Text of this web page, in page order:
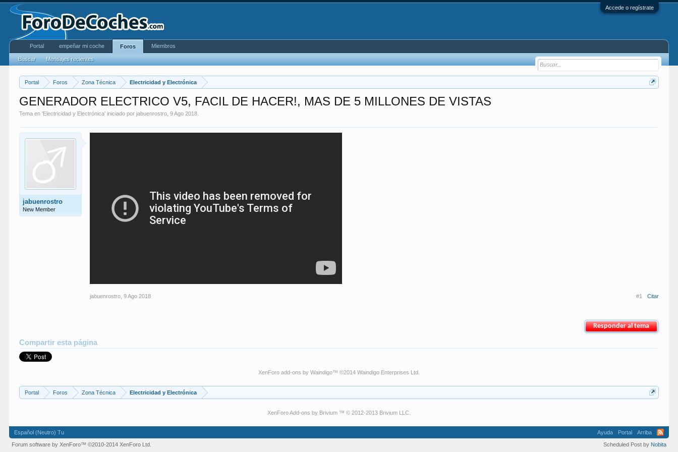
Accede o regístrate
Portal Foros Zona Técnica Electricidad y Electrónica
GENERADOR ELECTRICO V5, FACIL DE HACER!, MAS DE 5 MILLONES DE VISTAS
Tema en 'Electricidad y Electrónica' iniciado porjabuenrostro ,9 Ago 2018
jabuenrostro
New Member
jabuenrostro 9 Ago 2018 #1 Citar
Responder al tema
Compartir esta página
XenForo add-ons by Waindigo™ ©2014 Waindigo Enterprises Ltd
Portal Foros Zona Técnica Electricidad y Electrónica
XenForo Add-ons by Brivium ™ © 2012-2013 Brivium LLC.
Portal empeñar mi coche Foros
Buscar Mensajes recientes
Miembros
Español (Neutro) Tu Ayuda Portal
Arriba
Forum software by XenForo™©2010-2014 XenForo Ltd. Scheduled Post by Nobita